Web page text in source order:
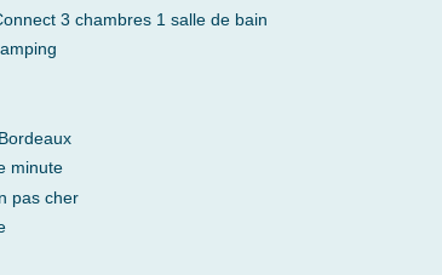
3 chambres 1 salle de bain
minute
pas cher